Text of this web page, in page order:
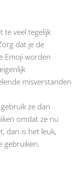
te veel tegelijk
dat je de
Emoji worden
misverstanden
ze dan
omdat ze nu
dan is het leuk,
gebruiken.